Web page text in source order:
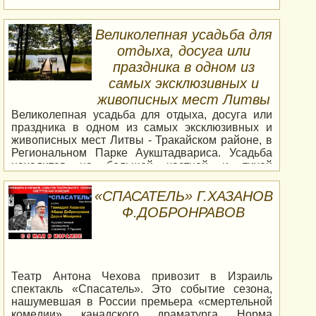
Великолепная усадьба для
отдыха, досуга или
праздника в одном из
самых эксклюзивных и
живописных мест Литвы
Великолепная усадьба для отдыха, досуга или
праздника в одном из самых эксклюзивных и
живописных мест Литвы - Тракайском районе, в
Региональном Парке Аукштадвариса. Усадьба
находится на большой частной и тихой
территории, в окружении захватывающей
природы с озером, лесами, холмами и полями.
До 18 человек могут остаться в усадьбе на отдых,
встречи, выходные или просто на ночь. Гостевой
дом-160 кв.м. бревенчатый дом на берегу озера:
* просторная гостиная (28 кв.м.) до 20 человек, *
посудомоечная машина, стиральная машина), * 5
гостиничного типа двухместных номера (с
ванными комнатами, телевизорами), * 5 ванных
«СПАСАТЕЛЬ» Г.ХАЗАНОВ
Ф.ДОБРОНРАВОВ
Театр Антона Чехова привозит в Израиль
спектакль «Спасатель». Это событие сезона,
нашумевшая в России премьера «смертельной